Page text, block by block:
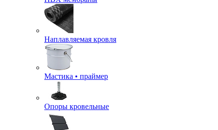
Наплавляемая кровля
Мастика • праймер
Опоры кровельные